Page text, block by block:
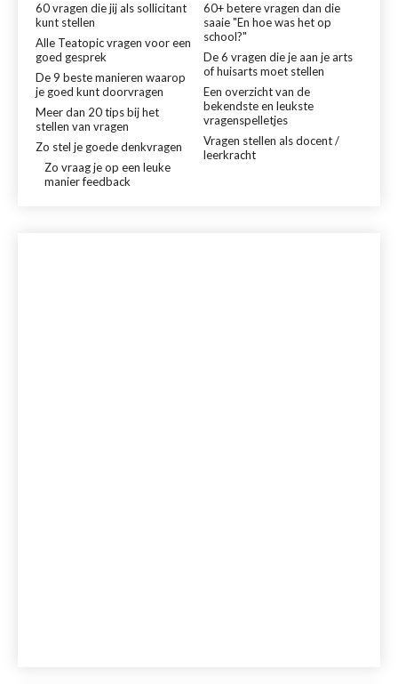
60 vragen die jij als sollicitant
kunt stellen
60+ betere vragen dan die
saaie "En hoe was het op
school?"
Alle Teatopic vragen voor een
goed gesprek
De 6 vragen die je aan je arts
of huisarts moet stellen
De 9 beste manieren waarop
je goed kunt doorvragen
Een overzicht van de
bekendste en leukste
vragenspelletjes
Meer dan 20 tips bij het
stellen van vragen
Vragen stellen als docent /
leerkracht
Zo stel je goede denkvragen
Zo vraag je op een leuke
manier feedback